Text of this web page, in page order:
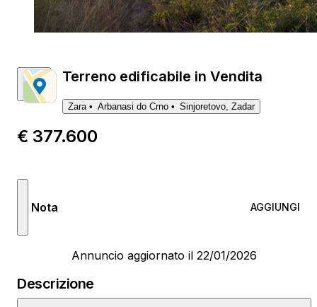
Terreno edificabile in Vendita
Zara Arbanasi do Crno Sinjoretovo, Zadar
€ 377.600
Nota AGGIUNGI
Annuncio aggiornato il 22/01/2026
Descrizione